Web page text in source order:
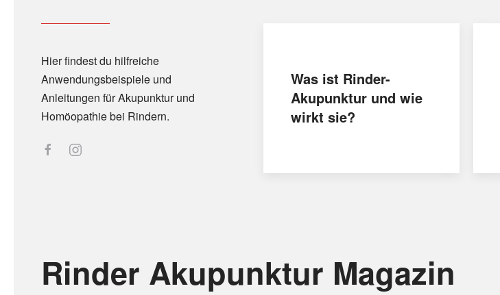
Hier findest du hilfreiche
Anwendungsbeispiele und
Anleitungen für Akupunktur und
Homöopathie bei Rindern.
Was ist Rinder-
Akupunktur und wie
wirkt sie?
Rinder Akupunktur Magazin